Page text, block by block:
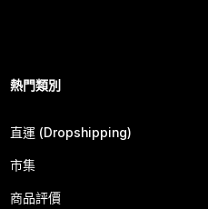
熱門類別
直運 (Dropshipping)
市集
商品評價